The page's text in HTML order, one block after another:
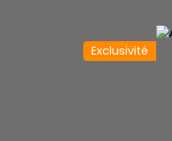
Exclusivité